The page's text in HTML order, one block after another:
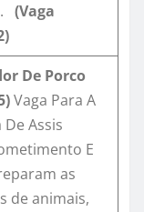
(Vaga
De Porco
Vaga Para A
De Assis
E
as
de animais,